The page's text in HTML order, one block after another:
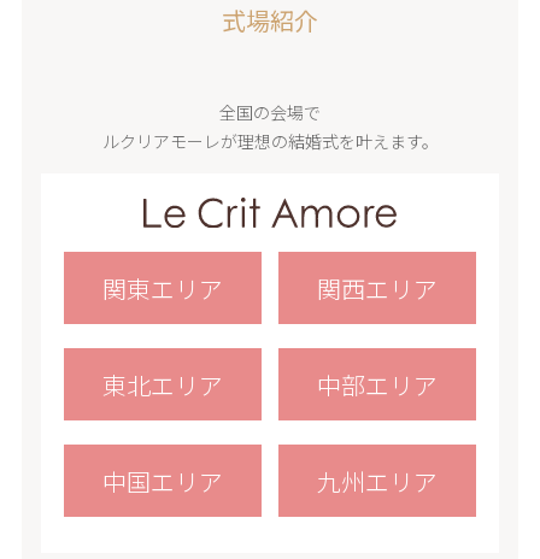
式場紹介
全国の会場で
ルクリアモーレが理想の結婚式を叶えます。
関東エリア 関西エリア
東北エリア 中部エリア
中国エリア 九州エリア